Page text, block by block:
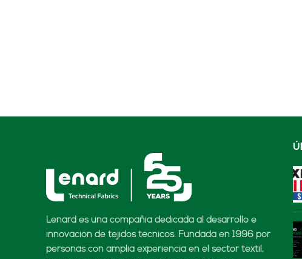
Lenard es una compañía dedicada al desarrollo e
innovación de tejidos técnicos. Fundada en 1996 por
personas con amplia experiencia en el sector textil,